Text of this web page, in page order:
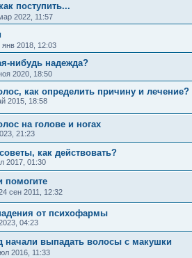
поступить...
2022, 11:57
янв 2018, 12:03
нибудь надежда?
2020, 18:50
как определить причину и лечение?
2015, 18:58
на голове и ногах
21:23
как действовать?
2017, 01:30
помогите
сен 2011, 12:32
от психофармы
04:23
начали выпадать волосы с макушки
2016, 11:33